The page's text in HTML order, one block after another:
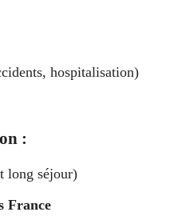
hospitalisation)
:
long séjour)
France